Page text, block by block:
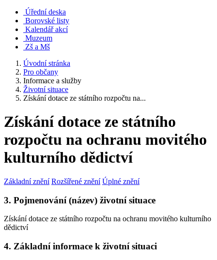
Úřední deska
Borovské listy
Kalendář akcí
Muzeum
Zš a Mš
Úvodní stránka
Pro občany
Informace a služby
Životní situace
Získání dotace ze státního rozpočtu na...
Získání dotace ze státního
rozpočtu na ochranu movitého
kulturního dědictví
Základní znění Rozšířené znění Úplné znění
3. Pojmenování (název) životní situace
Získání dotace ze státního rozpočtu na ochranu movitého kulturního
dědictví
4. Základní informace k životní situaci